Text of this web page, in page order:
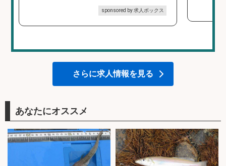
sponsored by 求人ボックス
さらに求人情報を見る
あなたにオススメ